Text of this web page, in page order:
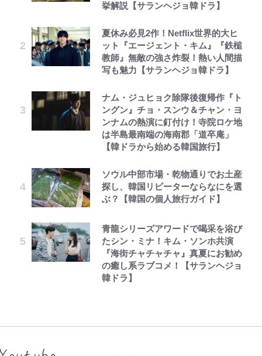
挙解説【サランヘジョ韓ドラ】
夏休み必見2作！Netflix世界的大ヒ
ット『エージェント・キム』『鉄槌
教師』無敵の強さ炸裂！熱い人間描
写も魅力【サランヘジョ韓ドラ】
ナム・ジュヒョク除隊後復帰作『ト
ングン』チョ・スンウ＆チャン・ヨ
ンナムの熱演に釘付け！寺院ロケ地
は半島最南端の海南郡「道卒庵」
【韓ドラから始める韓国旅行】
ソウル中部市場・乾物通りでお土産
探し、韓国リピーターならなにを選
ぶ？【韓国の個人旅行ガイド】
青龍シリーズアワードで喝采を浴び
たシン・ミナ！キム・ソンホ共演
『海街チャチャチャ』真夏にお勧め
の癒し系ラブコメ！【サランヘジョ
韓ドラ】